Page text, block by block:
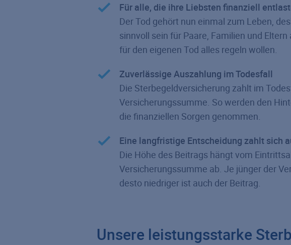
Für alle, die ihre Liebsten finanziell
Der Tod gehört nun einmal zum Leben,
sinnvoll sein für Paare, Familien und
für den eigenen Tod alles regeln wollen.
Zuverlässige Auszahlung im Todesfall
Die Sterbegeldversicherung zahlt im
Versicherungssumme. So werden den
die finanziellen Sorgen genommen.
Eine langfristige Entscheidung zahlt sich
Die Höhe des Beitrags hängt vom
Versicherungssumme ab. Je jünger der
desto niedriger ist auch der Beitrag.
Unsere leistungsstarke